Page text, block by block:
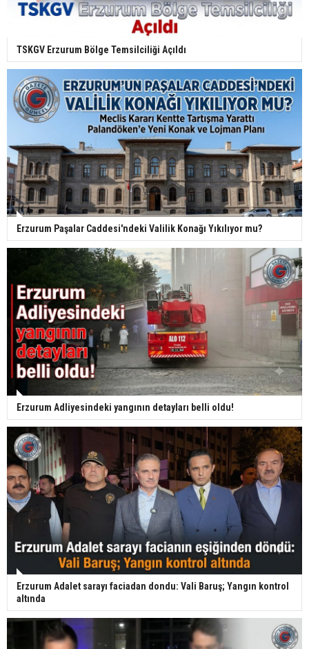
TSKGV Erzurum Bölge Temsilciliği Açıldı
Erzurum Paşalar Caddesi'ndeki Valilik Konağı Yıkılıyor mu?
Erzurum Adliyesindeki yangının detayları belli oldu!
Erzurum Adalet sarayı faciadan dondu: Vali Baruş; Yangın kontrol
altında